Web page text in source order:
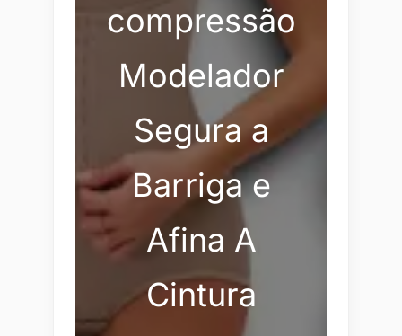
compressão
Modelador
Segura a
Barriga e
Afina A
Cintura